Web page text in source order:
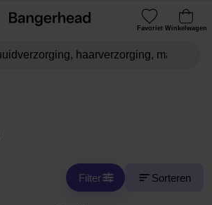
Favoriet Winkelwagen
Filter Sorteren